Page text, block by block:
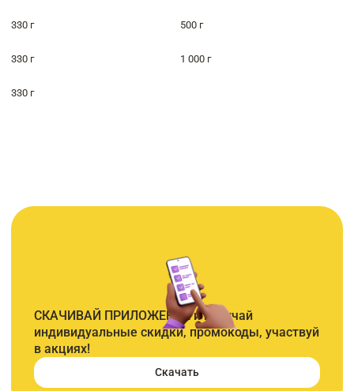
330 г 500 г
330 г 1 000 г
330 г
СКАЧИВАЙ ПРИЛОЖЕНИЕ и получай
индивидуальные скидки, промокоды, участвуй
в акциях!
Скачать